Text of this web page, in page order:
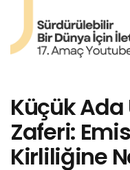
Küçük
Zaferi:
Kirliliğine